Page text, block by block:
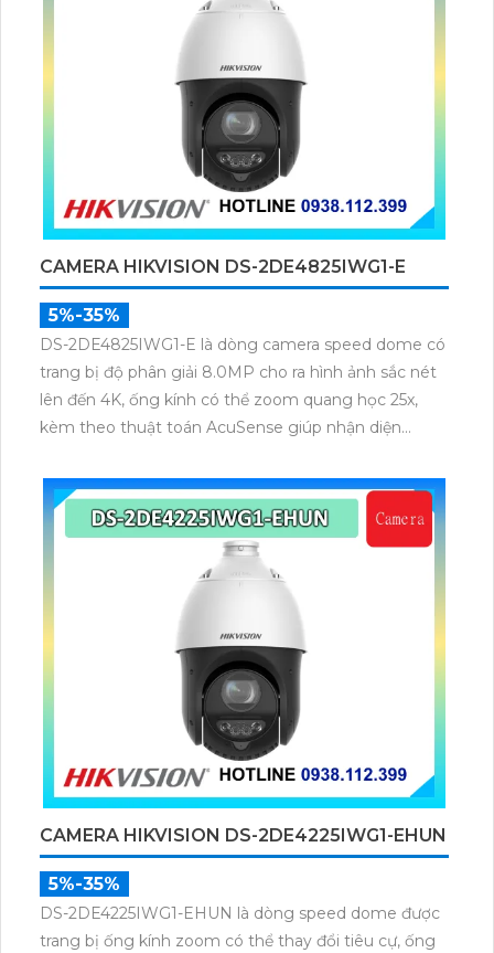
CAMERA HIKVISION DS-2DE4825IWG1-E
5%-35%
DS-2DE4825IWG1-E là dòng camera speed dome có
trang bị độ phân giải 8.0MP cho ra hình ảnh sắc nét
lên đến 4K, ống kính có thể zoom quang học 25x,
kèm theo thuật toán AcuSense giúp nhận diện
ngoại tầm xa lên đến 100m.
CAMERA HIKVISION DS-2DE4225IWG1-EHUN
5%-35%
DS-2DE4225IWG1-EHUN là dòng speed dome được
trang bị ống kính zoom có thể thay đổi tiêu cự, ống